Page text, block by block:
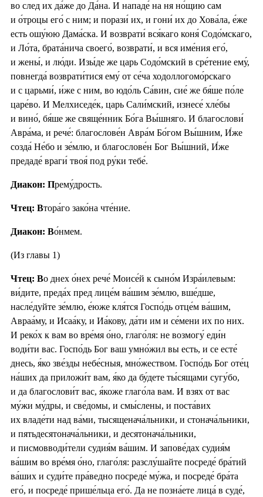
во след их да́же до Да́на. И нападе́ на ня но́щию сам
и о́троцы его́ с ним; и порази́ их, и гони́ их до Хова́ла, е́же
есть ошу́юю Дама́ска. И возврати́ вся́каго коня́ Содо́мскаго,
и Ло́та, брата́нича своего́, возврати́, и вся име́ния его́,
и жены́, и лю́ди. Изы́де же царь Содо́мский в сре́тение ему́,
повнегда́ возврати́тися ему́ от се́ча ходоллогомо́рскаго
и с царьми́, и́же с ним, во юдо́ль Са́вин, сие́ же бя́ше по́ле
царе́во. И Мелхиседе́к, царь Сали́мский, изнесе́ хле́бы
и вино́, бя́ше же свяще́нник Бо́га Вы́шняго. И благослови́
Авра́ма, и рече́: благослове́н Авра́м Бо́гом Вы́шним, И́же
созда́ Не́бо и зе́млю, и благослове́н Бог Вы́шний, И́же
предаде́ враги́ твоя́ под ру́ки тебе́.
Диакон: Прему́дрость.
Чтец: Втора́го зако́на чте́ние.
Диакон: Во́нмем.
(Из главы 1)
Чтец: Во днех о́нех рече́ Моисе́й к сыно́м Изра́илевым:
ви́дите, преда́х пред лице́м ва́шим зе́млю, вше́дше,
насле́дуйте зе́млю, е́юже кля́тся Госпо́дь отце́м ва́шим,
Авраа́му, и Исаа́ку, и Иа́кову, да́ти им и се́мени их по них.
И реко́х к вам во вре́мя о́но, глаго́ля: не возмогу́ еди́н
води́ти вас. Госпо́дь Бог ваш умно́жил вы есть, и се есте́
днесь, я́ко зве́зды небе́сныя, мно́жеством. Госпо́дь Бог оте́ц
на́ших да приложи́т вам, я́ко да бу́дете ты́сящами сугу́бо,
и да благослови́т вас, я́коже глаго́ла вам. И взях от вас
му́жи му́дры, и све́домы, и смы́слены, и поста́вих
их владе́ти над ва́ми, тысященача́льники, и стонача́льники,
и пятьдесятонача́льники, и десятонача́льники,
и писмовводи́тели судия́м ва́шим. И запове́дах судия́м
ва́шим во вре́мя о́но, глаго́ля: разслу́шайте посреде́ бра́тий
ва́ших и суди́те пра́ведно посреде́ му́жа, и посреде́ бра́та
его́, и посреде́ прише́льца его́. Да не позна́ете лица́ в суде́,